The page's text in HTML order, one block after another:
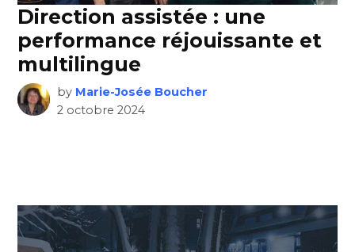
Direction assistée : une
performance réjouissante et
multilingue
by Marie-Josée Boucher
2 octobre 2024